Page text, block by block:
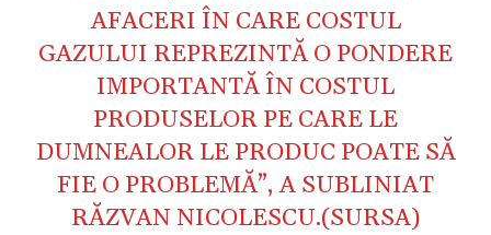
AFACERI ÎN CARE COSTUL
GAZULUI REPREZINTĂ O PONDERE
IMPORTANTĂ ÎN COSTUL
PRODUSELOR PE CARE LE
DUMNEALOR LE PRODUC POATE SĂ
FIE O PROBLEMĂ”, A SUBLINIAT
RĂZVAN NICOLESCU.(SURSA)